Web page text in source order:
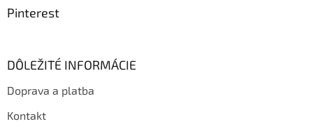
Pinterest
DÔLEŽITÉ INFORMÁCIE
Doprava a platba
Kontakt